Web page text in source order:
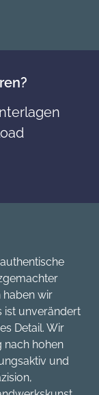
haben wir
ist unverändert
Detail. Wir
nach hohen
und